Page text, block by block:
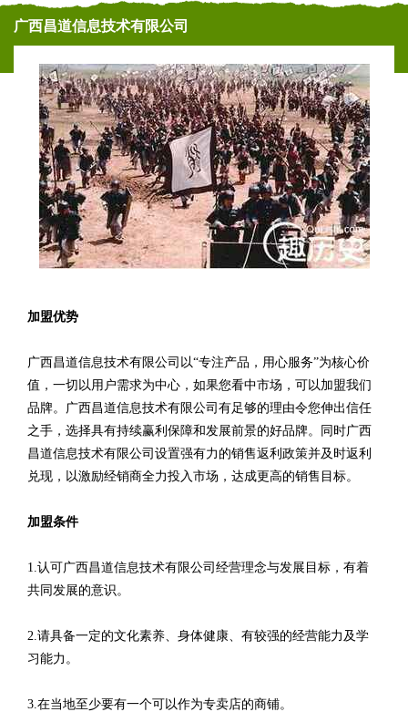
广西昌道信息技术有限公司
加盟优势
广西昌道信息技术有限公司以“专注产品，用心服务”为核心价
值，一切以用户需求为中心，如果您看中市场，可以加盟我们
品牌。广西昌道信息技术有限公司有足够的理由令您伸出信任
之手，选择具有持续赢利保障和发展前景的好品牌。同时广西
昌道信息技术有限公司设置强有力的销售返利政策并及时返利
兑现，以激励经销商全力投入市场，达成更高的销售目标。
加盟条件
1.认可广西昌道信息技术有限公司经营理念与发展目标，有着
共同发展的意识。
2.请具备一定的文化素养、身体健康、有较强的经营能力及学
习能力。
3.在当地至少要有一个可以作为专卖店的商铺。